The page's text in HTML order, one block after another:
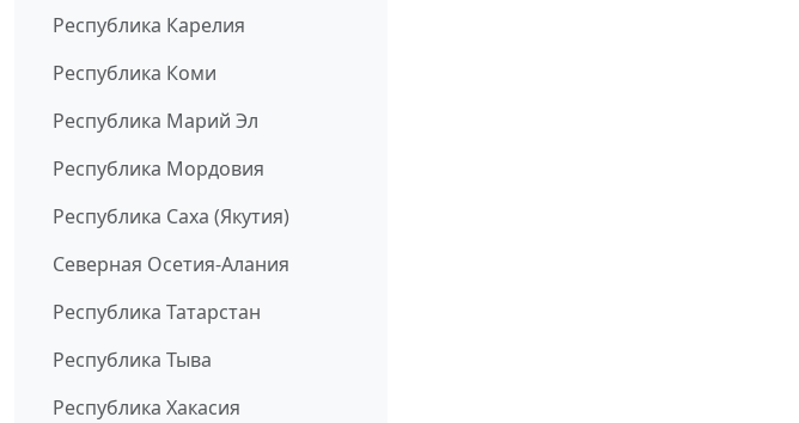
Республика Карелия
Республика Коми
Республика Марий Эл
Республика Мордовия
Республика Саха (Якутия)
Северная Осетия-Алания
Республика Татарстан
Республика Тыва
Республика Хакасия